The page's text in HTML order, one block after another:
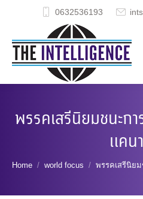
0632536193
พรรคเสรีนิยมชนะก
แคน
You are here:
Home world focus พรรคเสรีนิย